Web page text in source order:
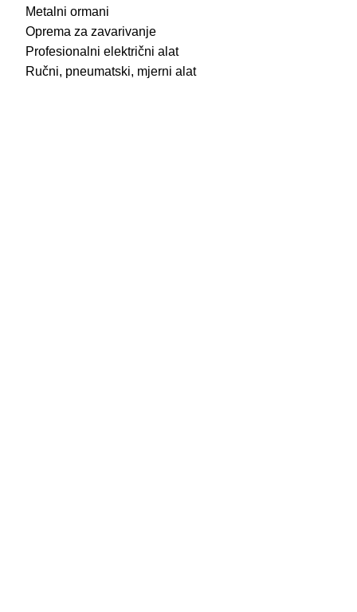
Metalni ormani
Oprema za zavarivanje
Profesionalni električni alat
Ručni, pneumatski, mjerni alat